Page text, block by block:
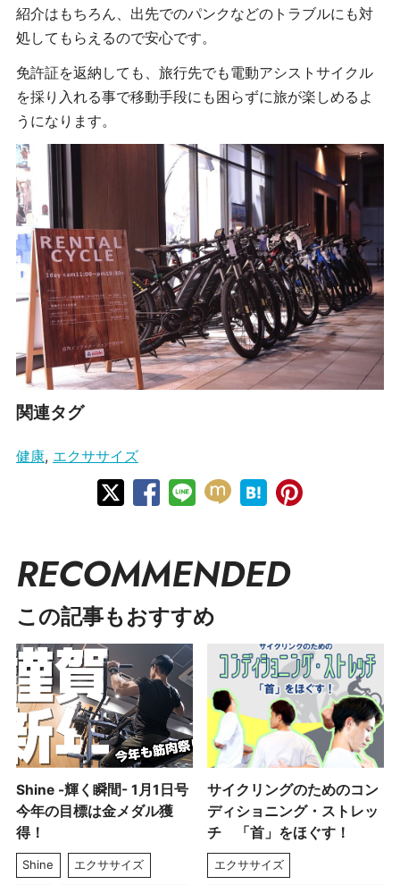
紹介はもちろん、出先でのパンクなどのトラブルにも対
処してもらえるので安心です。
免許証を返納しても、旅行先でも電動アシストサイクル
を採り入れる事で移動手段にも困らずに旅が楽しめるよ
うになります。
関連タグ
健康, エクササイズ
RECOMMENDED
この記事もおすすめ
Shine -輝く瞬間- 1月1日号
今年の目標は金メダル獲
得！
Shine エクササイズ
サイクリングのためのコン
ディショニング・ストレッ
チ 「首」をほぐす！
エクササイズ